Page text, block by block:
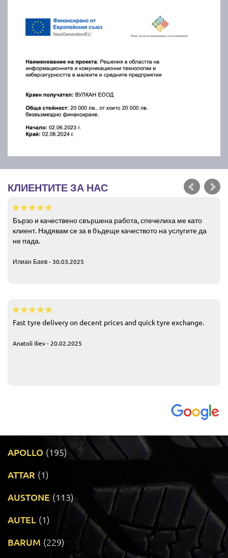
КЛИЕНТИТЕ ЗА НАС
Бързо и качествено свършена работа, спечелиха ме като
клиент. Надявам се за в бъдеще качеството на услугите да
не пада.
Илиан Баев - 30.03.2025
Fast tyre delivery on decent prices and quick tyre exchange.
Anatoli Iliev - 20.02.2025
APOLLO (195)
ATTAR (1)
AUSTONE (113)
AUTEL (1)
BARUM (229)